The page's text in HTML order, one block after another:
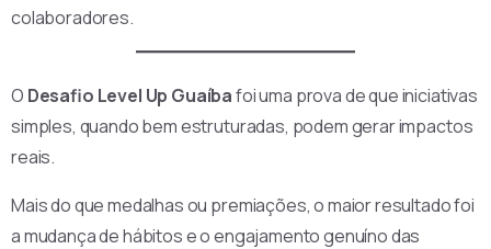
colaboradores.
O Desafio Level Up Guaíbafoi uma prova de que iniciativas
simples, quando bem estruturadas, podem gerar impactos
reais.
Mais do que medalhas ou premiações, o maior resultado foi
a mudança de hábitos e o engajamento genuíno das